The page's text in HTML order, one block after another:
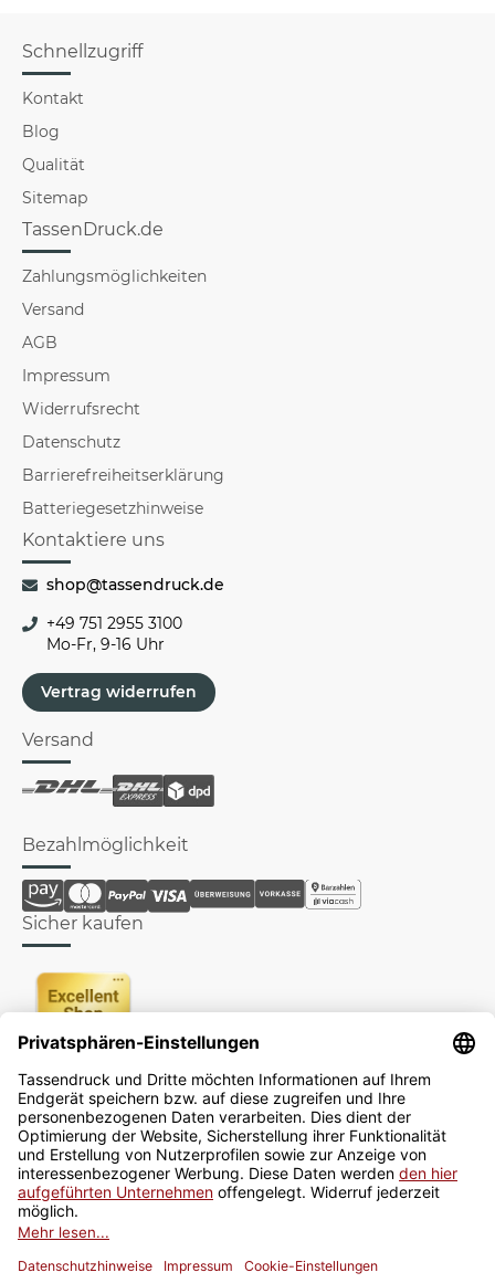
Schnellzugriff
Kontakt
Blog
Qualität
Sitemap
TassenDruck.de
Zahlungsmöglichkeiten
Versand
AGB
Impressum
Widerrufsrecht
Datenschutz
Barrierefreiheitserklärung
Batteriegesetzhinweise
Kontaktiere uns
shop@tassendruck.de
+49 751 2955 3100
Mo-Fr, 9-16 Uhr
Vertrag widerrufen
Versand
Bezahlmöglichkeit
Sicher kaufen
Newsletter